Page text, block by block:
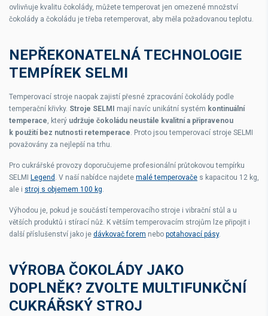
ovlivňuje kvalitu čokolády, můžete temperovat jen omezené množství
čokolády a čokoládu je třeba retemperovat, aby měla požadovanou teplotu.
NEPŘEKONATELNÁ TECHNOLOGIE
TEMPÍREK SELMI
Temperovací stroje naopak zajistí přesné zpracování čokolády podle
temperační křivky. Stroje SELMI mají navíc unikátní systém kontinuální
temperace, který udržuje čokoládu neustále kvalitní a připravenou
k použití bez nutnosti retemperace. Proto jsou temperovací stroje SELMI
považovány za nejlepší na trhu.
Pro cukrářské provozy doporučujeme profesionální průtokovou tempírku
SELMI
Legend . V naší nabídce najdete malé temperovače s kapacitou 12 kg,
ale i stroj s objemem 100 kg.
Výhodou je, pokud je součástí temperovacího stroje i vibrační stůl a u
větších produktů i stírací nůž. K větším temperovacím strojům lze připojit i
další příslušenství jako je dávkovač forem nebo potahovací pásy.
VÝROBA ČOKOLÁDY JAKO
DOPLNĚK? ZVOLTE MULTIFUNKČNÍ
CUKRÁŘSKÝ STROJ